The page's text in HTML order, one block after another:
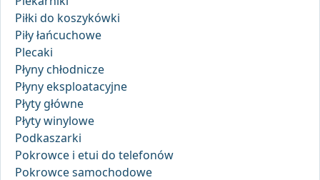
Piłki do koszykówki
Piły łańcuchowe
Plecaki
Płyny chłodnicze
Płyny eksploatacyjne
Płyty główne
Płyty winylowe
Podkaszarki
Pokrowce i etui do telefonów
Pokrowce samochodowe